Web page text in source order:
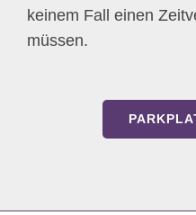
keinem Fall einen
müssen.